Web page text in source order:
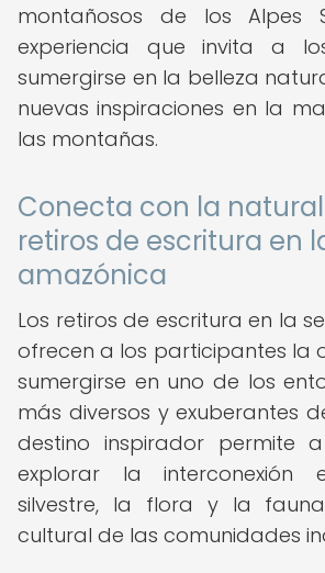
montañosos de los Alpes
experiencia que invita a
sumergirse en la belleza
nuevas inspiraciones en la
las montañas.
Conecta con la
retiros de escritura en
amazónica
Los retiros de escritura en la
ofrecen a los participantes la
sumergirse en uno de los
más diversos y exuberantes
destino inspirador permite
explorar la interconexión
silvestre, la flora y la
cultural de las comunidades